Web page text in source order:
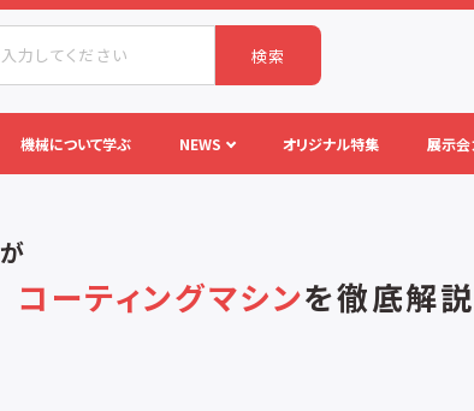
検索
機械について学ぶ NEWS オリジナル特集 展示会
が
コーティングマシンを徹底解説